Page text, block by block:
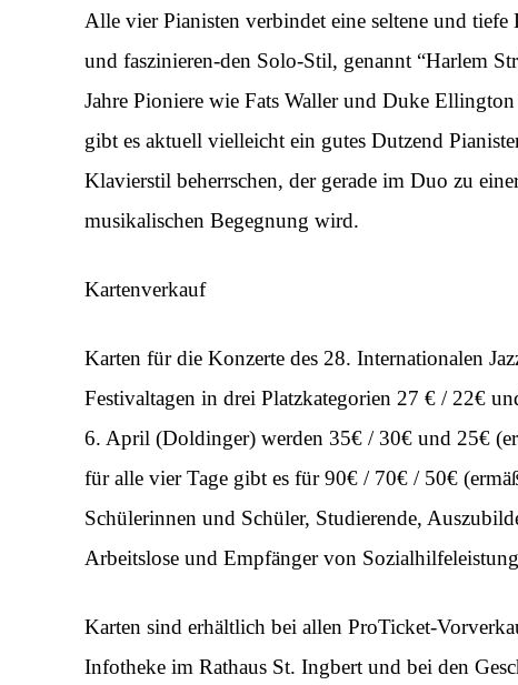
Alle vier Pianisten verbindet eine seltene und
und faszinieren-den Solo-Stil, genannt “Harlem
Jahre Pioniere wie Fats Waller und Duke
gibt es aktuell vielleicht ein gutes Dutzend
Klavierstil beherrschen, der gerade im Duo zu
musikalischen Begegnung wird.
Kartenverkauf
Karten für die Konzerte des 28. Internationalen
Festivaltagen in drei Platzkategorien 27 € / 22€
6. April (Doldinger) werden 35€ / 30€ und 25€
für alle vier Tage gibt es für 90€ / 70€ / 50€
Schülerinnen und Schüler, Studierende,
Arbeitslose und Empfänger von
Karten sind erhältlich bei allen ProTicket-
Infotheke im Rathaus St. Ingbert und bei den